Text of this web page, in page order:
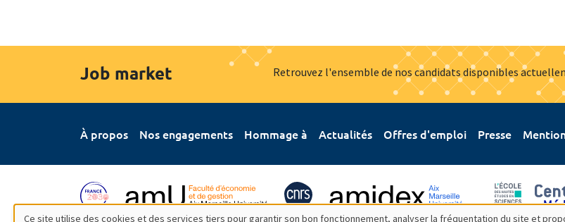
Job market Retrouvez l'ensemble de nos candidats disponibles
À propos Nos engagements Hommage à Actualités Offres d'emploi Presse
Ce site utilise des cookies et des services tiers pour garantir son bon fonctionnement, analyser la fréquentation du site et